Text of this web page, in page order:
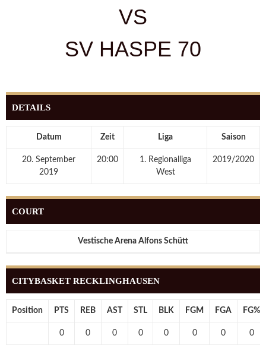
VS
SV HASPE 70
DETAILS
Datum Zeit Liga Saison
20. September
2019
20:00
1. Regionalliga
West
2019/2020
COURT
Vestische Arena Alfons Schütt
CITYBASKET RECKLINGHAUSEN
Position PTS REB AST STL BLK FGM FGA FG%
0 0 0 0 0 0 0 0